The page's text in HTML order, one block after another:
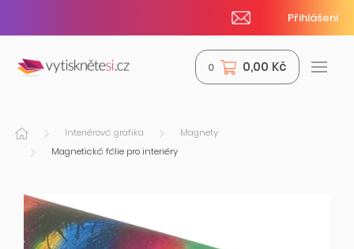
Přihlášení
0 0,00 Kč
Interiérová grafika
Magnety
Magnetická fólie pro interiéry